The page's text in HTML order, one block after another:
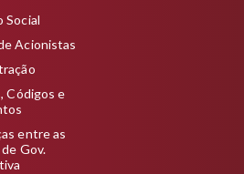
Social
Acionistas
Códigos e
entre as
Gov.